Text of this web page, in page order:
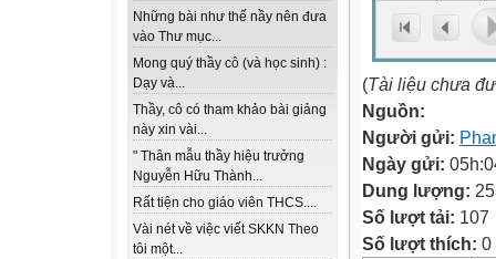
Những bài như thế nầy nên đưa
vào Thư mục...
Mong quý thầy cô (và học sinh) :
Dạy và...
Thầy, cô có tham khảo bài giảng
này xin vài...
" Thân mẫu thầy hiệu trưởng
Nguyễn Hữu Thành...
Rất tiện cho giáo viên THCS....
Vài nét về việc viết SKKN Theo
tôi một...
(Tài liệu chưa
Nguồn:
Người gửi:
Ngày gửi:
Dung lượng:
Số lượt tải: 107
Số lượt thích: 0